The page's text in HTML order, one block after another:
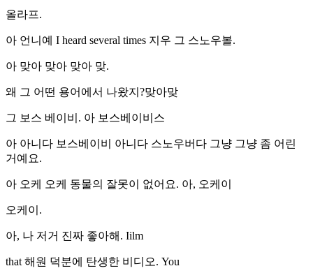
올라프.
아 언니예 I heard several times 지우 그 스노우볼.
아 맞아 맞아 맞아 맞.
왜 그 어떤 용어에서 나왔지?맞아맞
그 보스 베이비. 아 보스베이비스
아 아니다 보스베이비 아니다 스노우버다 그냥 그냥 좀 어린
거예요.
아 오케 오케 동물의 잘못이 없어요. 아, 오케이
오케이.
아, 나 저거 진짜 좋아해. Iilm
that 해원 덕분에 탄생한 비디오. You